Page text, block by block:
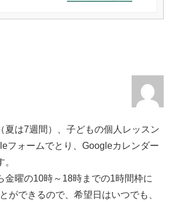
夏は7週間）、子どもの個人レッスン
フォームでとり、Googleカレンダー
金曜の10時～18時までの1時間枠に
ができるので、希望日はいつでも、